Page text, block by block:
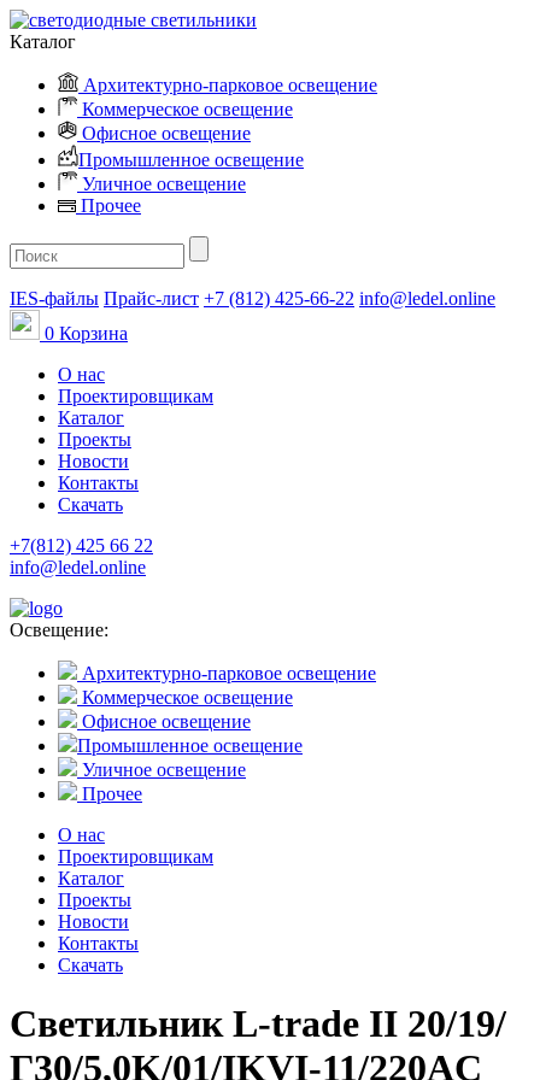
Каталог
Архитектурно-парковое освещение
Коммерческое освещение
Офисное освещение
Промышленное освещение
Уличное освещение
Прочее
IES-файлы Прайс-лист +7 (812) 425-66-22 info@ledel.online
0 Корзина
О нас
Проектировщикам
Каталог
Проекты
Новости
Контакты
Скачать
+7(812) 425 66 22
info@ledel.online
Освещение:
Архитектурно-парковое освещение
Коммерческое освещение
Офисное освещение
Промышленное освещение
Уличное освещение
Прочее
О нас
Проектировщикам
Каталог
Проекты
Новости
Контакты
Скачать
Светильник L-trade II 20/19/
Г30/5,0K/01/IKVI-11/220AC